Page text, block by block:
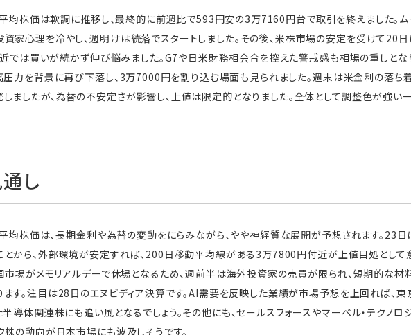
均株価は軟調に推移し、最終的に前週比で593円安の3万7160円台で取引を終えました。ム
家心理を冷やし、週明けは続落でスタートしました。その後、米株市場の安定を受けて20
では買いが続かず伸び悩みました。G7や日米財務相会合を控えた警戒感も相場の重しとな
力を背景に再び下落し、3万7000円を割り込む場面も見られました。週末は米金利の落ち
ましたが、為替の不安定さが影響し、上値は限定的となりました。全体として調整色が強い
し
均株価は、長期金利や為替の変動をにらみながら、やや神経質な展開が予想されます。23日
から、外部環境が安定すれば、200日移動平均線がある3万7800円付近が上値目処として
市場がメモリアルデーで休場となるため、週前半は海外投資家の売買が限られ、短期的な材
す。注目は28日のエヌビディア決算です。AI需要を反映した業績が市場予想を上回れば、東
導体関連株にも追い風となるでしょう。その他にも、セールスフォースやマーベル・テクノロ
株の動向が日本市場にも波及しそうです。